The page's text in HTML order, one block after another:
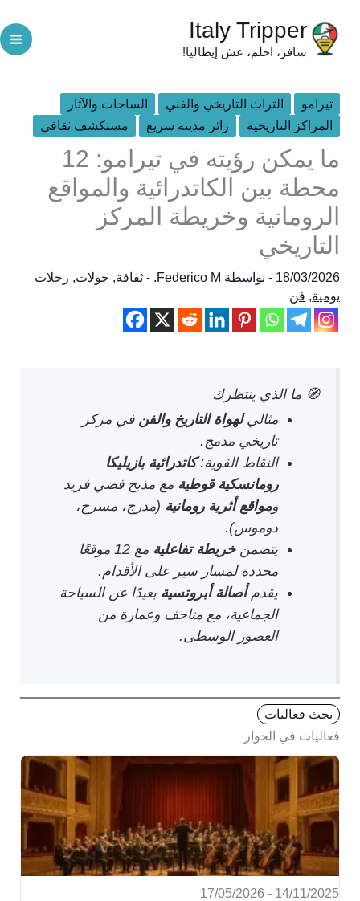
المحتوى
Italy Tripper
سافر، احلم، عش إيطاليا!
تيرامو التراث التاريخي والفني
الساحات والآثار
المراكز التاريخية
زائر مدينة سريع مستكشف ثقافي
ما يمكن رؤيته في تيرامو: 12
محطة بين الكاتدرائية والمواقع
الرومانية وخريطة المركز
التاريخي
18/03/2026 - بواسطة Federico M.
- ثقافة, جولات, رحلات
يومية, فن
🧭 ما الذي ينتظرك
مثاليلهواة التاريخ والفن في مركز
تاريخي مدمج.
النقاط القوية:كاتدرائية بازيليكا
رومانسكية قوطية مع مذبح فضي فريد
ومواقع أثرية رومانية (مدرج، مسرح،
دوموس).
يتضمنخريطة تفاعلية
مع 12 موقعًا
محددة لمسار سير على الأقدام.
يقدمأصالة أبروتسية بعيدًا عن السياحة
الجماعية، مع متاحف وعمارة من
العصور الوسطى.
فعاليات في الجوار
بحث فعاليات
14/11/2025 - 17/05/2026